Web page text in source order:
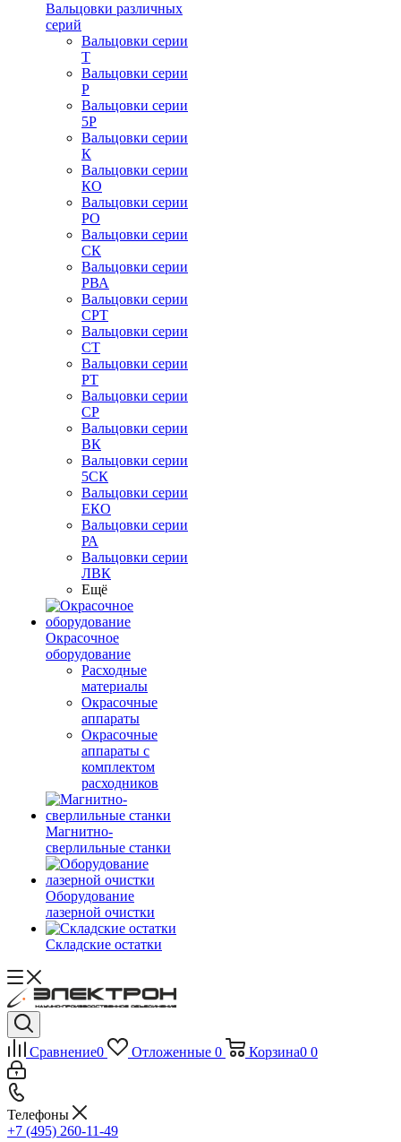
Вальцовки различных
серий
Вальцовки серии
Т
Вальцовки серии
Р
Вальцовки серии
5Р
Вальцовки серии
К
Вальцовки серии
КО
Вальцовки серии
РО
Вальцовки серии
СК
Вальцовки серии
РВА
Вальцовки серии
СРТ
Вальцовки серии
СТ
Вальцовки серии
РТ
Вальцовки серии
СР
Вальцовки серии
ВК
Вальцовки серии
5СК
Вальцовки серии
ЕКО
Вальцовки серии
РА
Вальцовки серии
ЛВК
Ещё
Окрасочное
оборудование
Расходные
материалы
Окрасочные
аппараты
Окрасочные
аппараты с
комплектом
расходников
Магнитно-
сверлильные станки
Оборудование
лазерной очистки
Складские остатки
Сравнение0 Отложенные 0 Корзина0 0
Телефоны
+7 (495) 260-11-49